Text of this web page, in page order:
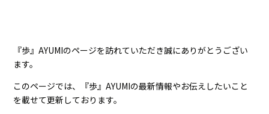
『歩』AYUMIのページを訪れていただき誠にありがとうござい
ます。
このページでは、『歩』AYUMIの最新情報やお伝えしたいこと
を載せて更新しております。